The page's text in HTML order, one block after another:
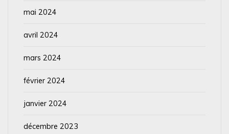
mai 2024
avril 2024
mars 2024
février 2024
janvier 2024
décembre 2023